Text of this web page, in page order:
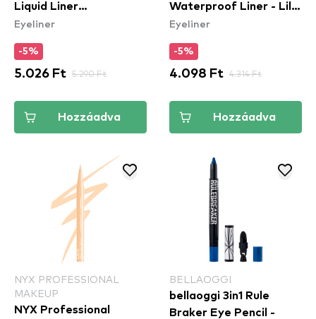
Liquid Liner
Waterproof - Yellow -
Eyeliner
-5%
5.026 Ft 5.290 Ft
Hozzáadva
Waterproof Liner - Lil
Toasty
Eyeliner
-5%
4.098 Ft 4.314 Ft
Hozzáadva
NYX PROFESSIONAL
MAKEUP
NYX Professional
BELLAOGGI
bellaoggi 3in1 Rule
Braker Eye Pencil -